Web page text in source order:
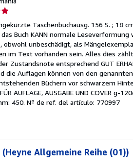
Taschenbuchausg. 156 S. ; 18
Buch KANN normale
obwohl unbeschädigt, als
im Text vorhanden sein. Alles dies zählt
Zustandsnote entsprechend GUT
die Auflagen können von den genannten
Büchern vor schwarzem
FÜR AUFLAGE, AUSGABE UND COVER g-
450. Nº de ref. del artículo: 770997
Allgemeine Reihe (01))